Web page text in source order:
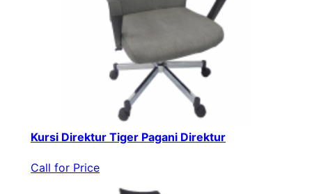
Kursi Direktur Tiger Pagani Direktur
Call for Price